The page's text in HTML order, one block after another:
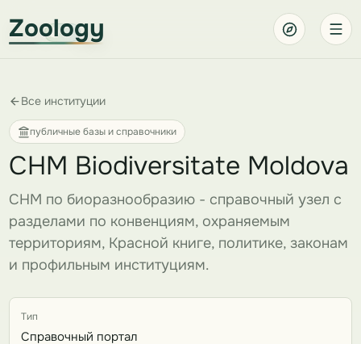
Zoology
Все институции
публичные базы и справочники
CHM Biodiversitate Moldova
CHM по биоразнообразию - справочный узел с
разделами по конвенциям, охраняемым
территориям, Красной книге, политике, законам
и профильным институциям.
Тип
Справочный портал